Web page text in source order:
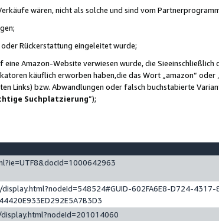
wären, nicht als solche und sind vom
Rückerstattung eingeleitet wurde;
Amazon-Website verwiesen wurde, die Sieeinschließlich
käuflich erworben haben,die das Wort „amazon“
Links) bzw. Abwandlungen oder falsch buchstabierte
Suchplatzierung”);
602FA6E8-D724-4317-